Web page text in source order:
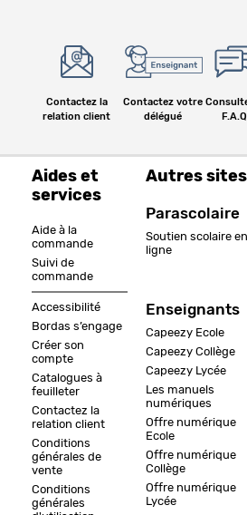
Contactez la
relation client
Contactez votre
délégué
Aides et
services
Aide à la
commande
Suivi de
commande
Accessibilité
Bordas s’engage
Créer son
compte
Catalogues à
feuilleter
Contactez la
relation client
Conditions
générales de
vente
Conditions
générales
Autres sites
Parascolaire
Soutien scolaire en
ligne
Enseignants
Capeezy Ecole
Capeezy Collège
Capeezy Lycée
Les manuels
numériques
Offre numérique
Ecole
Offre numérique
Collège
Offre numérique
Lycée